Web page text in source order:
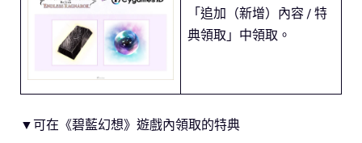
「追加（新增）內容 / 特
典領取」中領取。
▼可在《碧藍幻想》遊戲內領取的特典